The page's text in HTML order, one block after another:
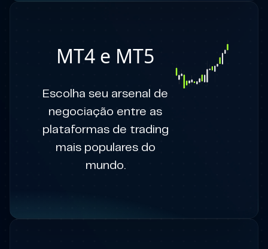
MT4 e MT5
Escolha seu arsenal de
negociação entre as
plataformas de trading
mais populares do
mundo.